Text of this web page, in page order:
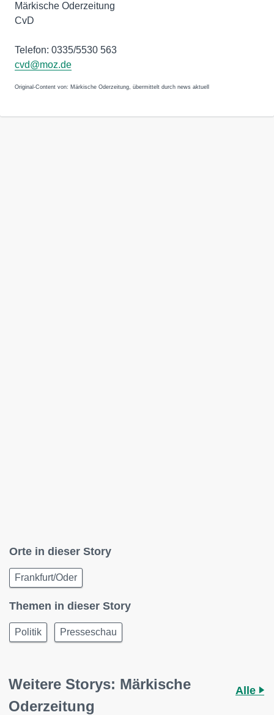
Märkische Oderzeitung
CvD
Telefon: 0335/5530 563
cvd@moz.de
Original-Content von: Märkische Oderzeitung, übermittelt durch news aktuell
Orte in dieser Story
Frankfurt/Oder
Themen in dieser Story
Politik Presseschau
Weitere Storys: Märkische
Oderzeitung
Alle